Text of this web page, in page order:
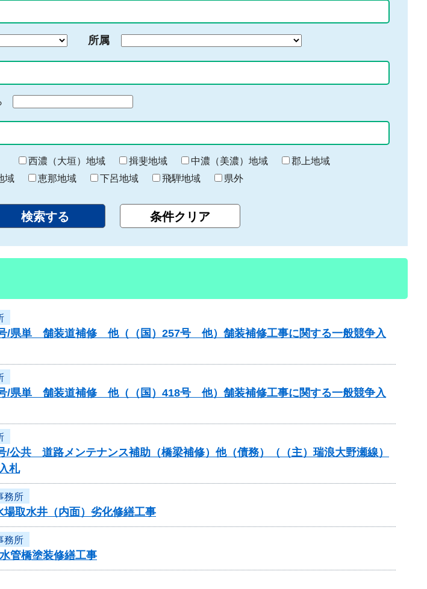
所属
終
わ
り
西濃（大垣）地域 揖斐地域 中濃（美濃）地域
郡上地域
域 恵那地域 下呂地域 飛騨地域 県外
号/県単 舗装道補修 他（（国）257号 他）舗装補修工事に関する一般競争入
号/県単 舗装道補修 他（（国）418号 他）舗装補修工事に関する一般競争入
/公共 道路メンテナンス補助（橋梁補修）他（債務）（（主）瑞浪大野瀬線）
札
務所
場取水井（内面）劣化修繕工事
務所
管橋塗装修繕工事